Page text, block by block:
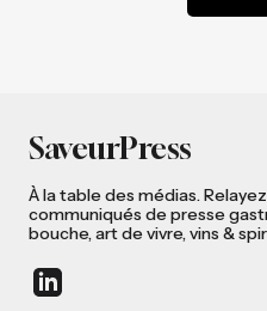
SaveurPress
À la table des médias.
communiqués de presse
bouche, art de vivre, vins &